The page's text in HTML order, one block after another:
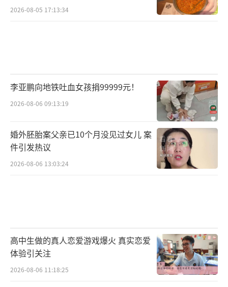
2026-08-05 17:13:34
李亚鹏向地铁吐血女孩捐99999元！
2026-08-06 09:13:19
婚外胚胎案父亲已10个月没见过女儿 案
件引发热议
2026-08-06 13:03:24
高中生做的真人恋爱游戏爆火 真实恋爱
体验引关注
2026-08-06 11:18:25